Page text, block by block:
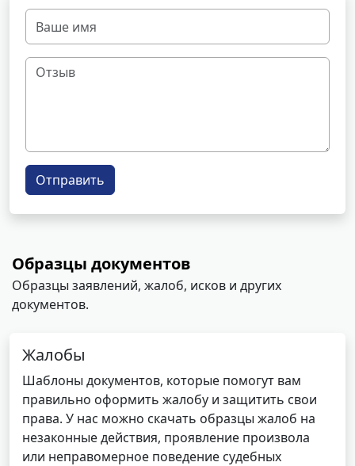
Отправить
Образцы документов
Образцы заявлений, жалоб, исков и других
документов.
Жалобы
Шаблоны документов, которые помогут вам
правильно оформить жалобу и защитить свои
права. У нас можно скачать образцы жалоб на
незаконные действия, проявление произвола
или неправомерное поведение судебных